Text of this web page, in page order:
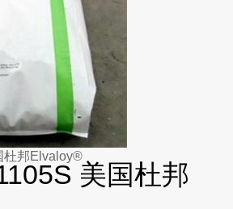
杜邦Elvaloy®
美国杜邦